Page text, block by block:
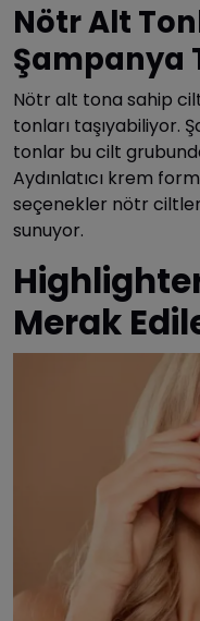
Nötr Alt
Şampanya
Nötr alt tona sahip
tonları taşıyabiliyor.
tonlar bu cilt
Aydınlatıcı krem
seçenekler nötr
sunuyor.
Merak